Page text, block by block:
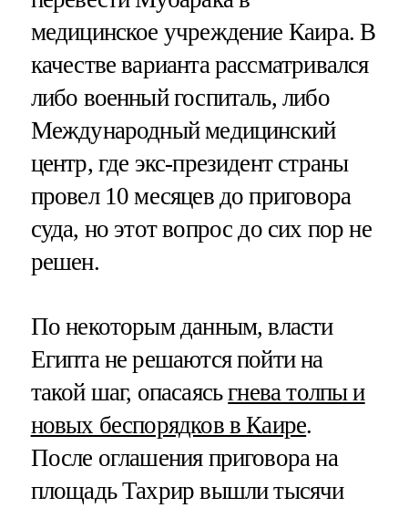
медицинское учреждение Каира. В
качестве варианта рассматривался
либо военный госпиталь, либо
Международный медицинский
центр, где экс-президент страны
провел 10 месяцев до приговора
суда, но этот вопрос до сих пор не
решен.
По некоторым данным, власти
Египта не решаются пойти на
такой шаг, опасаясьгнева толпы и
новых беспорядков в Каире.
После оглашения приговора на
площадь Тахрир вышли тысячи